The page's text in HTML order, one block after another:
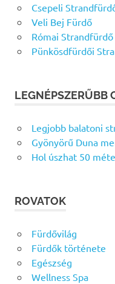
Csepeli
Veli Bej Fürdő
Római Strandfürdő
Pünkösdfürdői
LEGNÉPSZERŰBB
Legjobb balatoni
Gyönyörű Duna
Hol úszhat 50
ROVATOK
Fürdővilág
Fürdők története
Egészség
Wellness Spa